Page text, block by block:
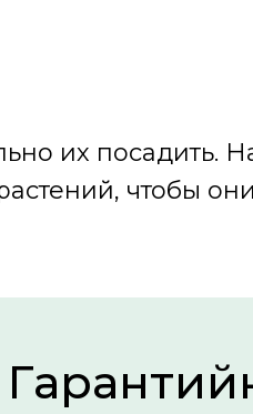
их посадить.
чтобы